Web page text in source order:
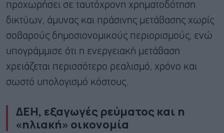
προχωρήσει σε ταυτόχρονη χρηματοδότηση
δικτύων, άμυνας και πράσινης μετάβασης χωρίς
σοβαρούς δημοσιονομικούς περιορισμούς, ενώ
υπογράμμισε ότι η ενεργειακή μετάβαση
χρειάζεται περισσότερο ρεαλισμό, χρόνο και
σωστό υπολογισμό κόστους.
ΔΕΗ, εξαγωγές ρεύματος και η
«ηλιακή» οικονομία